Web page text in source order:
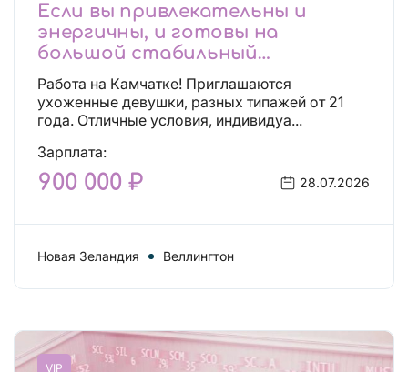
Если вы привлекательны и
энергичны, и готовы на
большой стабильный
заработок, тогда вы уже нашли,
что искали!
Работа на Камчатке! Приглашаются
ухоженные девушки, разных типажей от 21
года. Отличные условия, индивидуа...
Зарплата:
900 000 ₽ 28.07.2026
Новая Зеландия Веллингтон
VIP